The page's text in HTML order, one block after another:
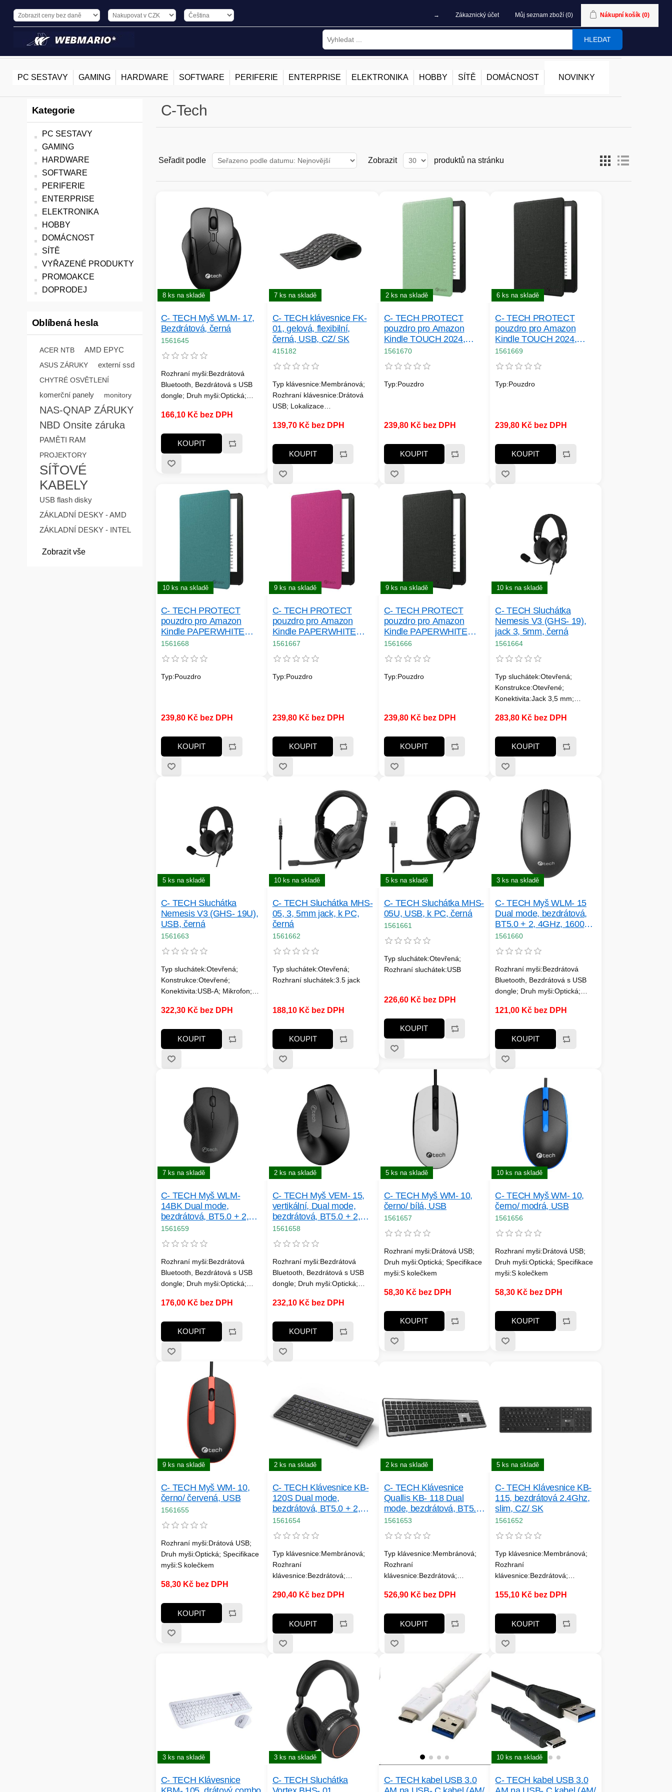
→ Zákaznický účet Můj seznam zboží (0) Nákupní košík (0)
HLEDAT
PC SESTAVY GAMING HARDWARE SOFTWARE PERIFERIE ENTERPRISE ELEKTRONIKA HOBBY SÍTĚ DOMÁCNOST NOVINKY
Kategorie
PC SESTAVY
GAMING
HARDWARE
SOFTWARE
PERIFERIE
ENTERPRISE
ELEKTRONIKA
HOBBY
DOMÁCNOST
SÍTĚ
VYŘAZENÉ PRODUKTY
PROMOAKCE
DOPRODEJ
Oblíbená hesla
ACER NTB AMD EPYC
ASUS ZÁRUKY externí ssd
CHYTRÉ OSVĚTLENÍ
komerční panely monitory
NAS-QNAP ZÁRUKY
NBD Onsite záruka
PAMĚTI RAM
PROJEKTORY
SÍŤOVÉ
KABELY
USB flash disky
ZÁKLADNÍ DESKY - AMD
ZÁKLADNÍ DESKY - INTEL
Zobrazit vše
C-Tech
Seřadit podle Zobrazit produktů na stránku
8 ks na skladě
C- TECH Myš WLM- 17,
Bezdrátová, černá
1561645
Rozhraní myši:Bezdrátová
Bluetooth, Bezdrátová s USB
dongle; Druh myši:Optická;
tlačítek, S kolečkem
166,10 Kč bez DPH
KOUPIT
7 ks na skladě
C- TECH klávesnice FK-
01, gelová, flexibilní,
černá, USB, CZ/ SK
415182
Typ klávesnice:Membránová;
Rozhraní klávesnice:Drátová
USB; Lokalizace
139,70 Kč bez DPH
KOUPIT
2 ks na skladě
C- TECH PROTECT
pouzdro pro Amazon
Kindle TOUCH 2024,
WAKE/ SLEEP funkce,
1561670
Typ:Pouzdro
239,80 Kč bez DPH
KOUPIT
6 ks na skladě
C- TECH PROTECT
pouzdro pro Amazon
Kindle TOUCH 2024,
WAKE/ SLEEP funkce,
1561669
Typ:Pouzdro
239,80 Kč bez DPH
KOUPIT
10 ks na skladě
C- TECH PROTECT
pouzdro pro Amazon
Kindle PAPERWHITE
2024/ COLORSOFT,
hardcover, zelené
1561668
Typ:Pouzdro
239,80 Kč bez DPH
KOUPIT
9 ks na skladě
C- TECH PROTECT
pouzdro pro Amazon
Kindle PAPERWHITE
2024/ COLORSOFT,
hardcover, růžové
1561667
Typ:Pouzdro
239,80 Kč bez DPH
KOUPIT
9 ks na skladě
C- TECH PROTECT
pouzdro pro Amazon
Kindle PAPERWHITE
2024/ COLORSOFT,
hardcover, černé
1561666
Typ:Pouzdro
239,80 Kč bez DPH
KOUPIT
10 ks na skladě
C- TECH Sluchátka
Nemesis V3 (GHS- 19),
jack 3, 5mm, černá
1561664
Typ sluchátek:Otevřená;
Konstrukce:Otevřené;
Konektivita:Jack 3,5 mm;
kabelu:Jednostranné;
(g):260; Rozhraní sluchátek:3.5
jack; Vlastnosti sluchátek:S
mikrofonem; Délka kabelu
(m):1.6-2.5
283,80 Kč bez DPH
KOUPIT
5 ks na skladě
C- TECH Sluchátka
Nemesis V3 (GHS- 19U),
USB, černá
1561663
Typ sluchátek:Otevřená;
Konstrukce:Otevřené;
Konektivita:USB-A; Mikrofon;
Platforma:PC / mobil; Hmotnost
sluchátek:USB; Vlastnosti
sluchátek:S mikrofonem; Délka
kabelu (m):1.6-2.5
322,30 Kč bez DPH
KOUPIT
10 ks na skladě
C- TECH Sluchátka MHS-
05, 3, 5mm jack, k PC,
černá
1561662
Typ sluchátek:Otevřená;
Rozhraní sluchátek:3.5 jack
188,10 Kč bez DPH
KOUPIT
5 ks na skladě
C- TECH Sluchátka MHS-
05U, USB, k PC, černá
1561661
Typ sluchátek:Otevřená;
Rozhraní sluchátek:USB
226,60 Kč bez DPH
KOUPIT
3 ks na skladě
C- TECH Myš WLM- 15
Dual mode, bezdrátová,
BT5.0 + 2, 4GHz, 1600DP
I, 6 tlačítek, USB nano
1561660
Rozhraní myši:Bezdrátová
Bluetooth, Bezdrátová s USB
dongle; Druh myši:Optická;
tlačítek
121,00 Kč bez DPH
KOUPIT
7 ks na skladě
C- TECH Myš WLM-
14BK Dual mode,
bezdrátová, BT5.0 + 2,
4GHz, 1600DP I, 6
receiver, černá
1561659
Rozhraní myši:Bezdrátová
Bluetooth, Bezdrátová s USB
dongle; Druh myši:Optická;
tlačítek
176,00 Kč bez DPH
KOUPIT
2 ks na skladě
C- TECH Myš VEM- 15,
vertikální, Dual mode,
bezdrátová, BT5.0 + 2,
4GHz, 1600DP I, baterie
1561658
Rozhraní myši:Bezdrátová
Bluetooth, Bezdrátová s USB
dongle; Druh myši:Optická;
tlačítek
232,10 Kč bez DPH
KOUPIT
5 ks na skladě
C- TECH Myš WM- 10,
černo/ bílá, USB
1561657
Rozhraní myši:Drátová USB;
Druh myši:Optická; Specifikace
myši:S kolečkem
58,30 Kč bez DPH
KOUPIT
10 ks na skladě
C- TECH Myš WM- 10,
černo/ modrá, USB
1561656
Rozhraní myši:Drátová USB;
Druh myši:Optická; Specifikace
myši:S kolečkem
58,30 Kč bez DPH
KOUPIT
9 ks na skladě
C- TECH Myš WM- 10,
černo/ červená, USB
1561655
Rozhraní myši:Drátová USB;
Druh myši:Optická; Specifikace
myši:S kolečkem
58,30 Kč bez DPH
KOUPIT
2 ks na skladě
C- TECH Klávesnice KB-
120S Dual mode,
bezdrátová, BT5.0 + 2,
4GHz, USB nano receiver,
CZ/ SK
1561654
Typ klávesnice:Membránová;
Rozhraní
klávesnice:Bezdrátová;
290,40 Kč bez DPH
KOUPIT
2 ks na skladě
C- TECH Klávesnice
Quallis KB- 118 Dual
mode, bezdrátová, BT5.0
+ 2, 4GHz, scissors
tlačítka, USB nano
receiver, CZ/ SK
1561653
Typ klávesnice:Membránová;
Rozhraní
klávesnice:Bezdrátová;
526,90 Kč bez DPH
KOUPIT
5 ks na skladě
C- TECH Klávesnice KB-
115, bezdrátová 2.4Ghz,
slim, CZ/ SK
1561652
Typ klávesnice:Membránová;
Rozhraní
klávesnice:Bezdrátová;
155,10 Kč bez DPH
KOUPIT
3 ks na skladě
C- TECH Klávesnice
3 ks na skladě
C- TECH Sluchátka
C- TECH kabel USB 3.0
10 ks na skladě
C- TECH kabel USB 3.0